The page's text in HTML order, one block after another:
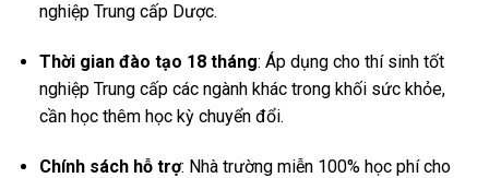
nghiệp Trung cấp Dược.
Thời gian đào tạo 18 tháng: Áp dụng cho thí sinh tốt
nghiệp Trung cấp các ngành khác trong khối sức khỏe,
cần học thêm học kỳ chuyển đổi.
Chính sách hỗ trợ: Nhà trường miễn 100% học phí cho